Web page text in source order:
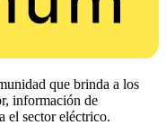
que brinda a los
información de
el sector eléctrico.